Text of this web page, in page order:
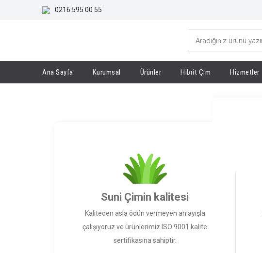
0216 595 00 55
Ana Sayfa Kurumsal Ürünler Hibrit Çim Hizmetler
Suni Çimin kalitesi
Kaliteden asla ödün vermeyen anlayışla
çalışıyoruz ve ürünlerimiz ISO 9001 kalite
sertifikasına sahiptir.